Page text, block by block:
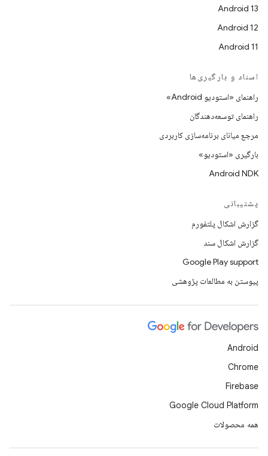
Android 13
Android 12
Android 11
اسناد و بارگیری‌ها
راهنمای «استودیو Android»
راهنمای توسعه‌دهندگان
مرجع میانای برنامه‌سازی کاربردی
بارگیری «استودیو»
Android NDK
پشتیبانی
گزارش اشکال پلتفورم
گزارش اشکال سند
Google Play support
پیوستن به مطالعات پژوهشی
Android
Chrome
Firebase
Google Cloud Platform
همه محصولات